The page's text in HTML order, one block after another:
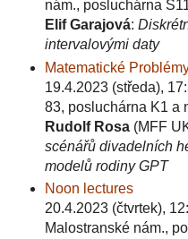
nám., posluchárna
Elif Garajová:
intervalovými daty
Matematické
19.4.2023 (středa),
83, posluchárna K1 a
Rudolf Rosa(MFF
scénářů divadelních
modelů rodiny GPT
Noon lectures
20.4.2023 (čtvrtek),
Malostranské nám.,